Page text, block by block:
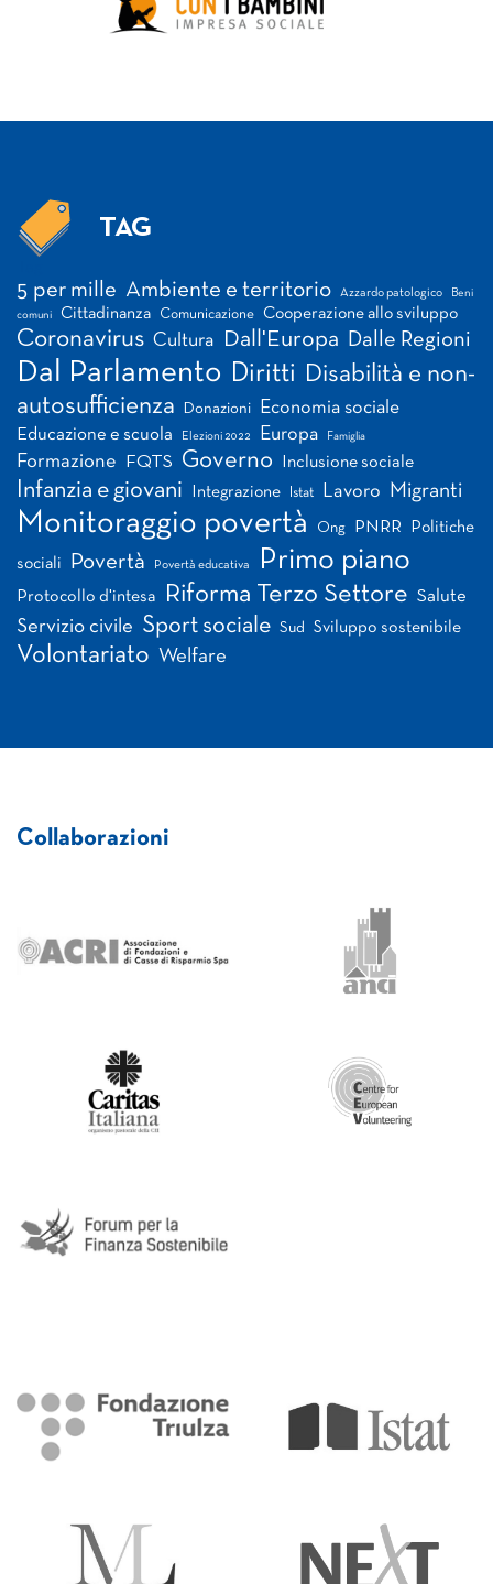
TAG
5 per mille Ambiente e territorio Azzardo patologico Beni
comuni Cittadinanza Comunicazione Cooperazione allo sviluppo
Coronavirus Cultura Dall'Europa Dalle Regioni
Dal Parlamento Diritti Disabilità e non-
autosufficienza
Donazioni Economia sociale
Educazione e scuola Elezioni 2022 Europa Famiglia
Formazione FQTS Governo Inclusione sociale
Infanzia e giovani Integrazione Istat Lavoro Migranti
Monitoraggio povertà Ong PNRR Politiche
sociali Povertà Povertà educativa Primo piano
Protocollo d'intesa Riforma Terzo Settore Salute
Servizio civile Sport sociale Sud Sviluppo sostenibile
Volontariato Welfare
Collaborazioni